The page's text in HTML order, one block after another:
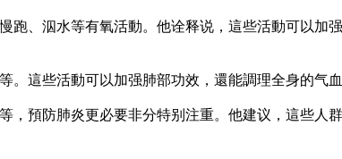
跑、泅水等有氧活動。他诠释说，這些活動可以加
這些活動可以加强肺部功效，還能調理全身的气
，預防肺炎更必要非分特别注重。他建议，這些人